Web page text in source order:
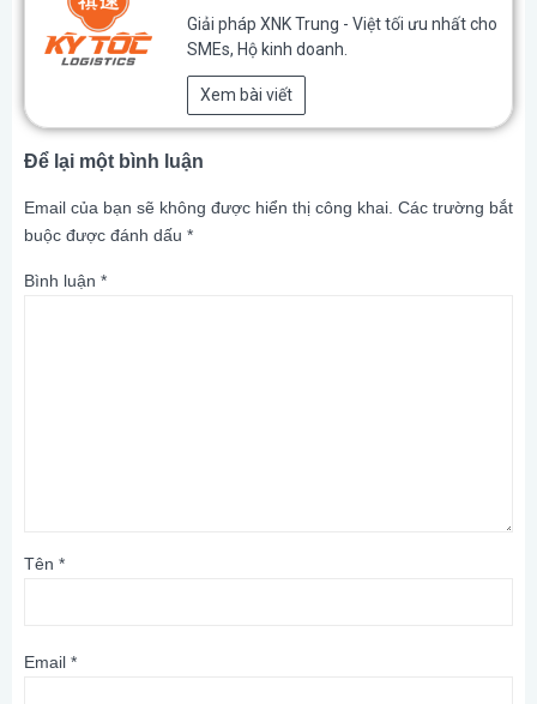
Giải pháp XNK Trung - Việt tối ưu nhất cho
SMEs, Hộ kinh doanh.
Xem bài viết
Để lại một bình luận
Email của bạn sẽ không được hiển thị công khai. Các trường bắt
buộc được đánh dấu *
Bình luận *
Tên *
Email *